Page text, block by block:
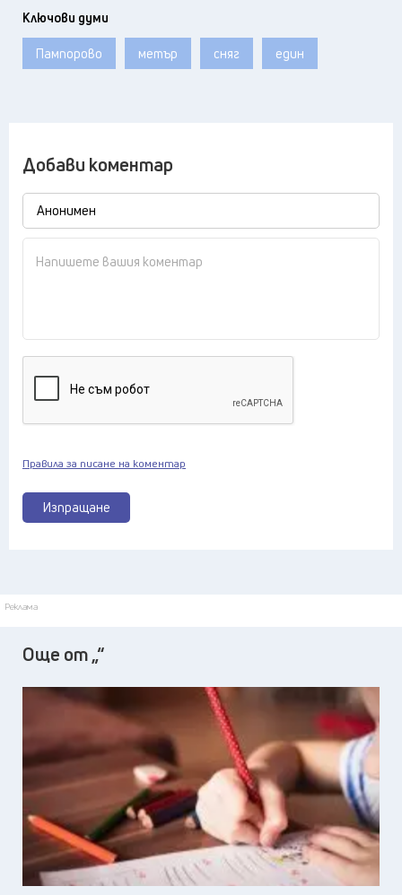
Ключови думи
Пампорово метър сняг един
Добави коментар
Изпращане
Правила за писане на коментар
Реклама
Още от „“